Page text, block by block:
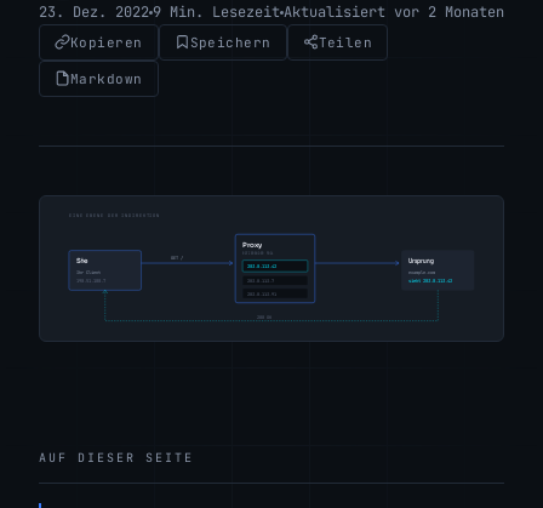
23. Dez. 2022 9 Min. Lesezeit Aktualisiert vor 2 Monaten
Kopieren Speichern Teilen
Markdown
AUF DIESER SEITE